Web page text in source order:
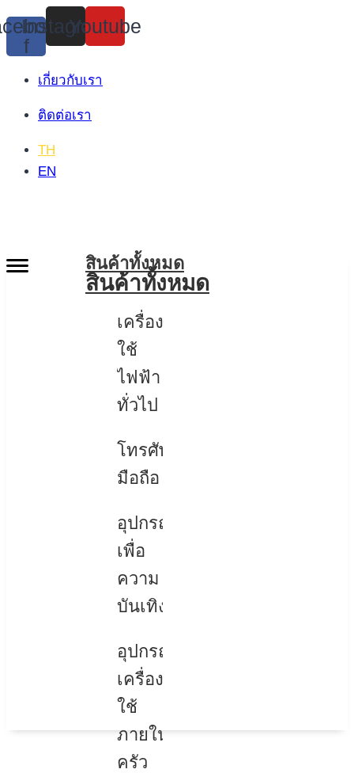
Skip
to
content
f
Instagram
Youtube
เกี่ยวกับเรา
ติดต่อเรา
TH
EN
สินค้าทั้งหมด
สินค้าทั้งหมด
เครื่อง
ใช้
ไฟฟ้า
ทั่วไป
โทรศัพท์
มือถือ
อุปกรณ์
เพื่อ
ความ
บันเทิง
อุปกรณ์
เครื่อง
ใช้
ภายใน
ครัว